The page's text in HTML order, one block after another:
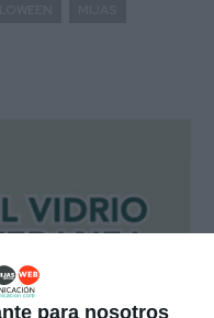
para nosotros